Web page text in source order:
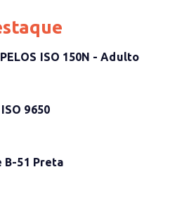
ISO 150N - Adulto
9650
B-51 Preta